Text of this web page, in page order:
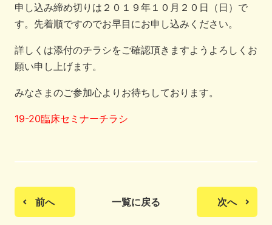
申し込み締め切りは２０１９年１０月２０日（日）で
す。先着順ですのでお早目にお申し込みください。
詳しくは添付のチラシをご確認頂きますようよろしくお
願い申し上げます。
みなさまのご参加心よりお待ちしております。
19-20臨床セミナーチラシ
前へ 一覧に戻る 次へ